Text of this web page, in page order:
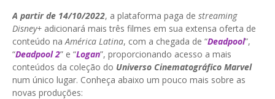
A partir de 14/10/2022, a plataforma paga de streaming
Disney+ adicionará mais três filmes em sua extensa oferta de
conteúdo naAmérica Latina, com a chegada de “Deadpool”,
“Deadpool 2” e “Logan”, proporcionando acesso a mais
conteúdos da coleção do Universo Cinematográfico Marvel
num único lugar. Conheça abaixo um pouco mais sobre as
novas produções: